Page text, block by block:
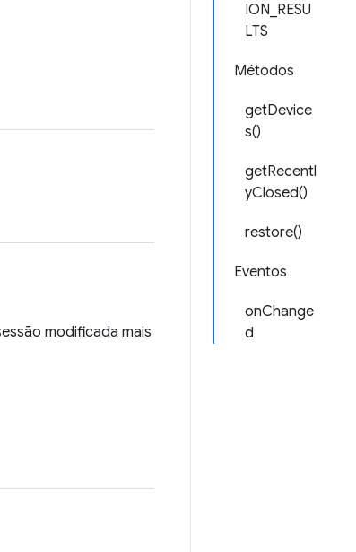
ION_RESU
LTS
Métodos
getDevice
s()
getRecentl
yClosed()
restore()
Eventos
onChange
d
modificada mais